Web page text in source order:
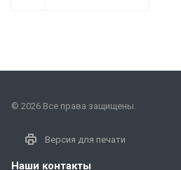
© 2026 Все права защищены.
Версия для печати
Наши контакты